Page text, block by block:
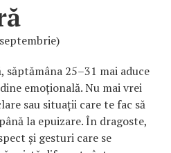
25–31 mai aduce
emoțională. Nu mai vrei
sau situații care te fac să
la epuizare. În dragoste,
și gesturi care se